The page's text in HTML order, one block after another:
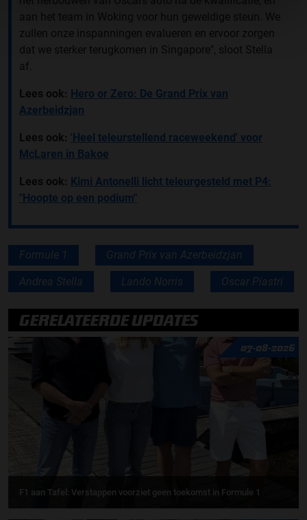
aan het team in Woking voor hun geweldige steun. We
zullen onze inspanningen evalueren en ervoor zorgen
dat we sterker terugkomen in Singapore", sloot Stella
af.
Lees ook: Hero or Zero: De Grand Prix van
Azerbeidzjan
Lees ook: 'Heel teleurstellend raceweekend' voor
McLaren in Bakoe
Lees ook: Kimi Antonelli licht teleurgesteld met P4:
"Hoopte op een podium"
Formule 1 Grand Prix van Azerbeidzjan
Andrea Stella Lando Norris Oscar Piastri
GERELATEERDE UPDATES
07-08-2026
F1 aan Tafel: Verstappen voorziet geen toekomst in Formule 1